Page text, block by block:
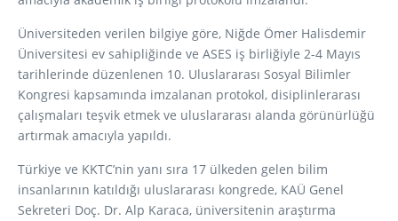
Üniversiteden verilen bilgiye göre, Niğde Ömer Halisdemir
Üniversitesi ev sahipliğinde ve ASES iş birliğiyle 2-4 Mayıs
tarihlerinde düzenlenen 10. Uluslararası Sosyal Bilimler
Kongresi kapsamında imzalanan protokol, disiplinlerarası
çalışmaları teşvik etmek ve uluslararası alanda görünürlüğü
artırmak amacıyla yapıldı.
Türkiye ve KKTC’nin yanı sıra 17 ülkeden gelen bilim
insanlarının katıldığı uluslararası kongrede, KAÜ Genel
Sekreteri Doç. Dr. Alp Karaca, üniversitenin araştırma